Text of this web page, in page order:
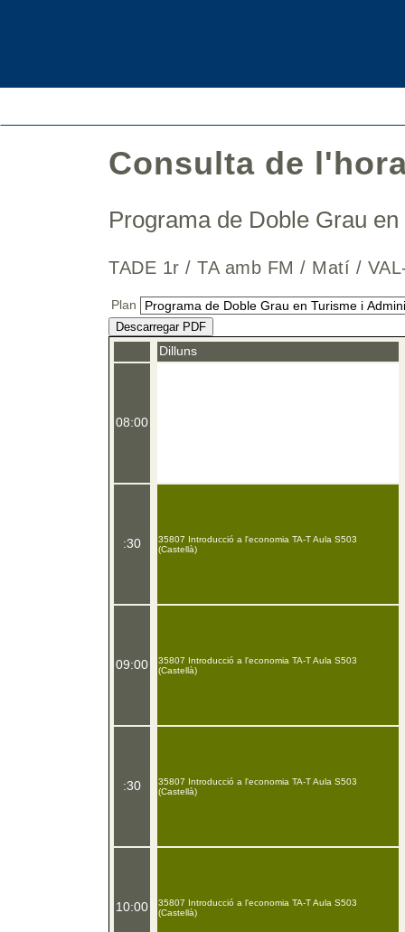
Consulta de
Programa de Doble Grau
TADE 1r / TA amb FM / Matí /
Plan
Descarregar PDF
08:00
:30
09:00
:30
10:00
Dilluns
35807 Introducció a l'economia TA-T Aula S503
(Castellà)
35807 Introducció a l'economia TA-T Aula S503
(Castellà)
35807 Introducció a l'economia TA-T Aula S503
(Castellà)
35807 Introducció a l'economia TA-T Aula S503
(Castellà)